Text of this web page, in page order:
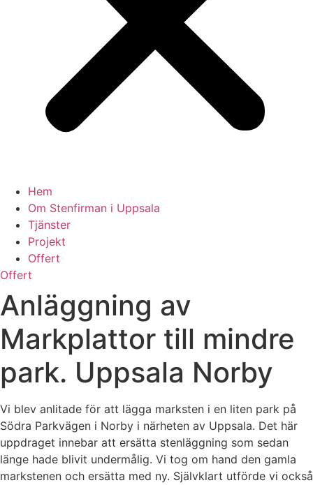
Hem
Om Stenfirman i Uppsala
Tjänster
Projekt
Offert
Offert
Anläggning av
Markplattor till mindre
park. Uppsala Norby
Vi blev anlitade för att lägga marksten i en liten park på
Södra Parkvägen i Norby i närheten av Uppsala. Det här
uppdraget innebar att ersätta stenläggning som sedan
länge hade blivit undermålig. Vi tog om hand den gamla
markstenen och ersätta med ny. Självklart utförde vi också